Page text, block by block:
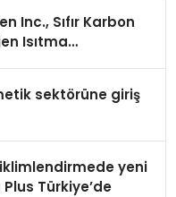
Inc., Sıfır Karbon
Isıtma
sektörüne giriş
iklimlendirmede yeni
Türkiye’de